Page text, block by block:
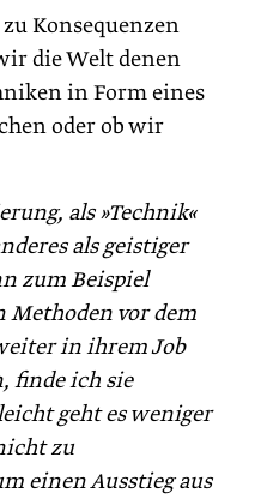
Konsequenzen
die Welt denen
in Form eines
oder ob wir
als »Technik«
als geistiger
zum Beispiel
Methoden vor dem
in ihrem Job
finde ich sie
geht es weniger
zu
einen Ausstieg aus